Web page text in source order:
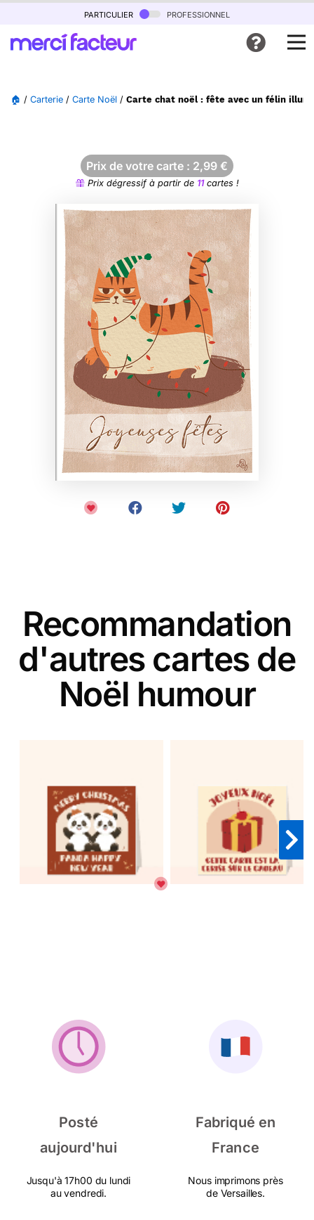
particulier professionnel
🏠 / Carterie / Carte Noël / Carte chat noël : fête avec un félin
Prix de votre carte : 2,99 €
Prix dégressif à partir de 11cartes !
Recommandation
d'autres cartes de
Noël humour
Posté
aujourd'hui
Jusqu'à 17h00 du lundi
au vendredi.
Fabriqué en
France
Nous imprimons près
de Versailles.